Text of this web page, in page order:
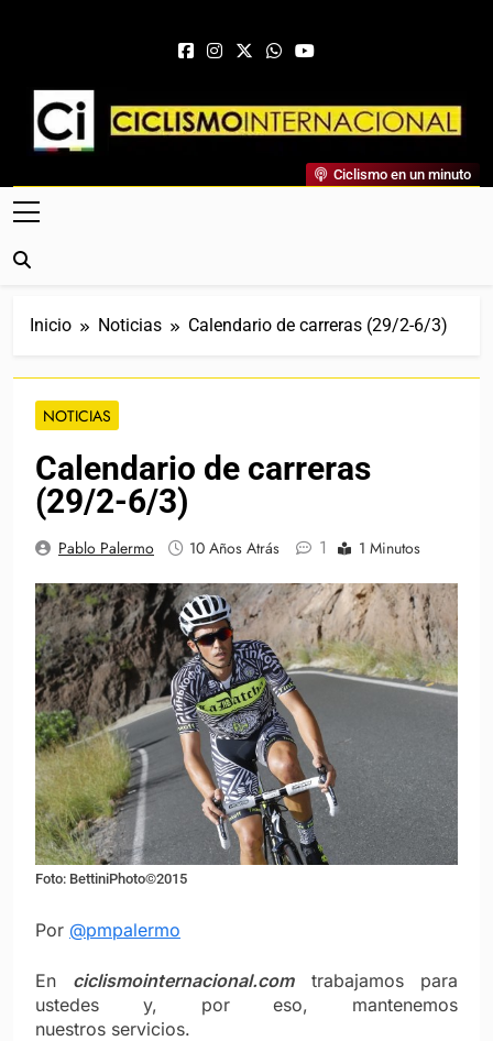
Ciclismo Internacional
Web Dedicada Al Ciclismo Mundial. Entrevistas, Análisis,
Crónicas, Previas Y Más. La Web Ciclista De Referencia.
Ciclismo en un minuto
Inicio Noticias Calendario de carreras (29/2-6/3)
NOTICIAS
Calendario de carreras
(29/2-6/3)
Pablo Palermo 10 Años Atrás 1 1 Minutos
Foto: BettiniPhoto©2015
Por @pmpalermo
En ciclismointernacional.comtrabajamos para
ustedes y, por eso, mantenemos
nuestros servicios.